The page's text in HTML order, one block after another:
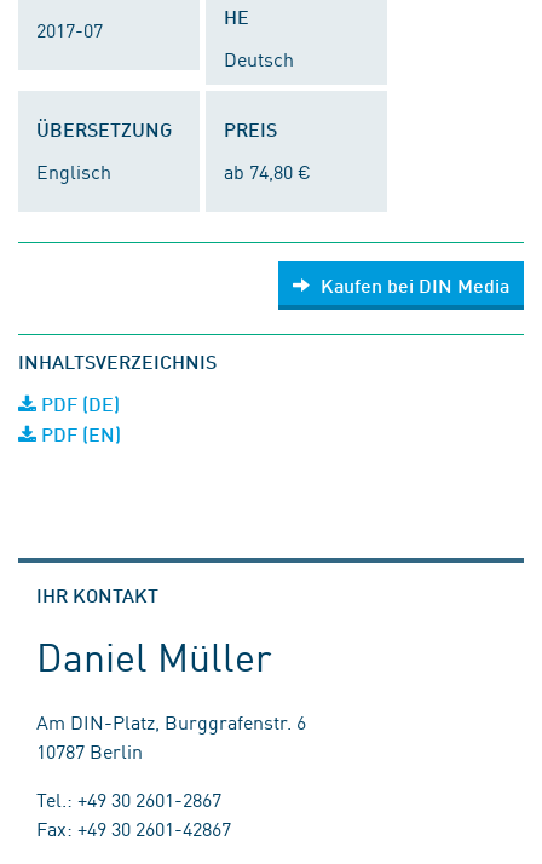
2017-07 HE
Deutsch
ÜBERSETZUNG
Englisch
PREIS
ab 74,80 €
Kaufen bei DIN Media
INHALTSVERZEICHNIS
PDF (DE)
PDF (EN)
IHR KONTAKT
Daniel Müller
Am DIN-Platz, Burggrafenstr. 6
10787 Berlin
Tel.: +49 30 2601-2867
Fax: +49 30 2601-42867